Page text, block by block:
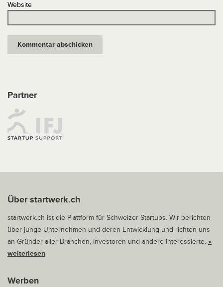
Website
Partner
Über startwerk.ch
startwerk.ch ist die Plattform für Schweizer Startups. Wir berichten
über junge Unternehmen und deren Entwicklung und richten uns
an Gründer aller Branchen, Investoren und andere Interessierte. »
weiterlesen
Werben